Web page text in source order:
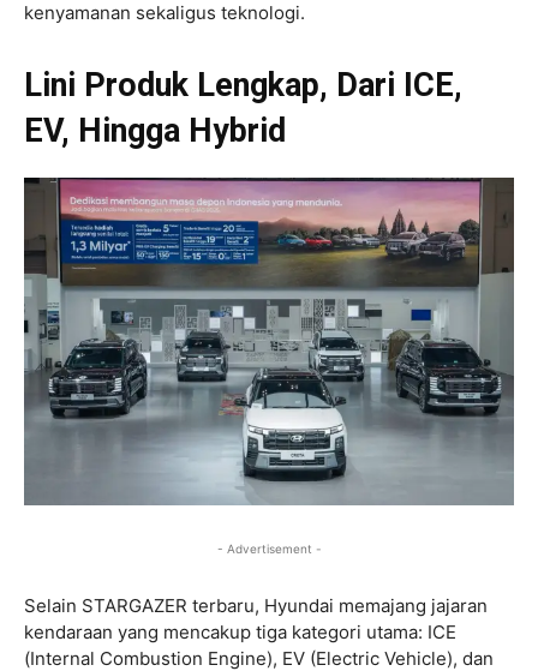
kenyamanan sekaligus teknologi.
Lini Produk Lengkap, Dari ICE,
EV, Hingga Hybrid
- Advertisement -
Selain STARGAZER terbaru, Hyundai memajang jajaran
kendaraan yang mencakup tiga kategori utama: ICE
(Internal Combustion Engine), EV (Electric Vehicle), dan